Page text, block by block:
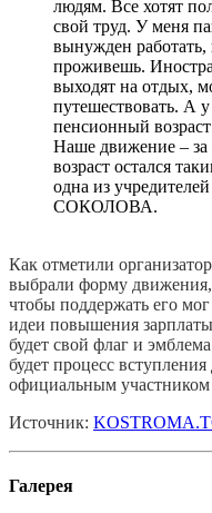
людям. Все хотят
свой труд. У меня
вынужден
проживешь.
выходят на отдых,
путешествовать. А
пенсионный
Наше движение –
возраст остался
одна из
СОКОЛОВА.
Как отметили
выбрали форму
чтобы поддержать его
идеи повышения
будет свой флаг и
будет процесс
официальным
Источник:
Галерея